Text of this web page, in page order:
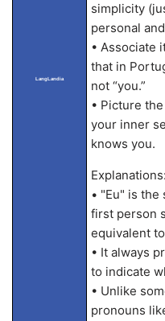
LangLandia
simplicity
personal
• Associate
that in
not “you.”
• Picture
your inner
knows you.
Explanations:
• "Eu" is
first person
equivalent
• It always
to indicate
• Unlike
pronouns